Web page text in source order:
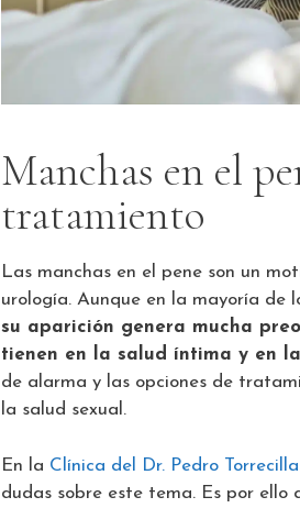
Manchas en el
tratamiento
Las manchas en el pene son un
urología. Aunque en la mayoría de
su aparición genera mucha
tienen en la salud íntima y en
de alarma y las opciones de
la salud sexual.
En la Clínica del Dr. Pedro
dudas sobre este tema. Es por